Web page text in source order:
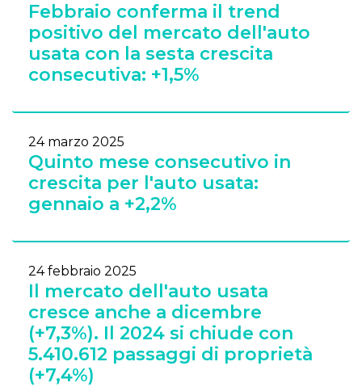
Febbraio conferma il trend
positivo del mercato dell'auto
usata con la sesta crescita
consecutiva: +1,5%
24 marzo 2025
Quinto mese consecutivo in
crescita per l'auto usata:
gennaio a +2,2%
24 febbraio 2025
Il mercato dell'auto usata
cresce anche a dicembre
(+7,3%). Il 2024 si chiude con
5.410.612 passaggi di proprietà
(+7,4%)